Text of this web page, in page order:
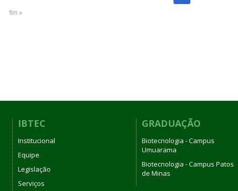
fim »
IBTEC
Institucional
Equipe
Legislação
Serviços
GRADUAÇÃO
Biotecnologia - Campus
Umuarama
Biotecnologia - Campus Patos
de Minas